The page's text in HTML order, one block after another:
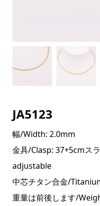
JA5123
幅/Width: 2.0mm
金具/Clasp: 37+5cmス
adjustable
中芯チタン合金/
重量は前後します/